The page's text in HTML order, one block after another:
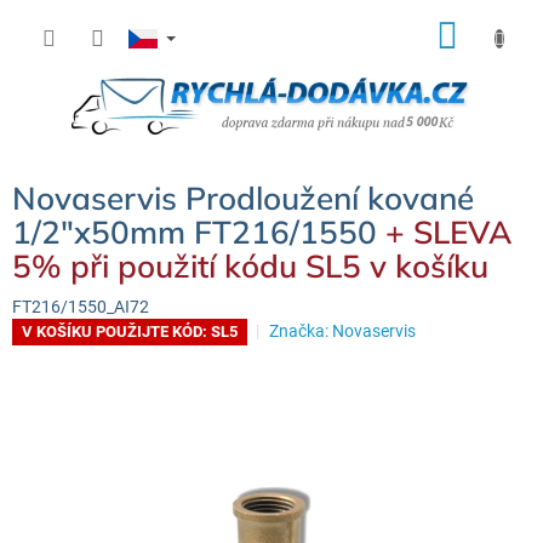
Novaservis Prodloužení kované
1/2"x50mm FT216/1550 + SLEVA
5% při použití kódu SL5 v košíku
FT216/1550_AI72
V KOŠÍKU POUŽIJTE KÓD: SL5 Značka: Novaservis